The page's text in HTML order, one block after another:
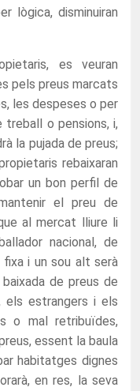
lògica, disminuiran
es veuran
pels preus marcats
les despeses o per
o pensions, i,
la pujada de preus;
rebaixaran
un bon perfil de
el preu de
al mercat lliure li
nacional, de
fixa i un sou alt serà
de preus de
els estrangers i els
o mal retribuïdes,
essent la baula
habitatges dignes
en res, la seva